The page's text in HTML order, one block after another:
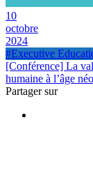
10
octobre
2024
#Executive
[Conférence] La
humaine à l’âge
Partager sur